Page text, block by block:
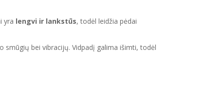
yra lengvi ir lankstūs, todėl leidžia pėdai
smūgių bei vibracijų. Vidpadį galima išimti, todėl